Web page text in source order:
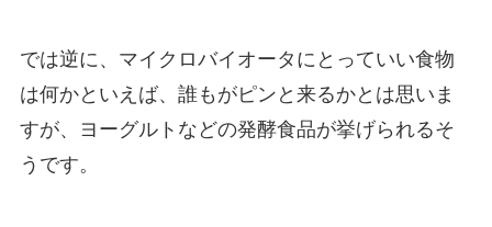
では逆に、マイクロバイオータにとっていい食物
は何かといえば、誰もがピンと来るかとは思いま
すが、ヨーグルトなどの発酵食品が挙げられるそ
うです。